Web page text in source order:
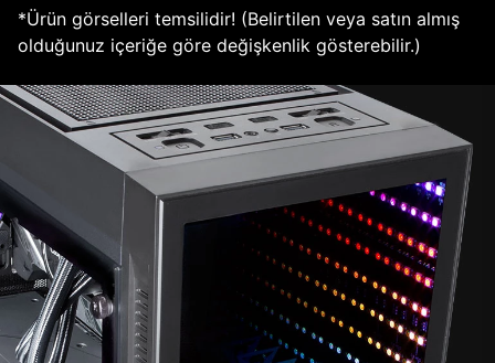
*Ürün görselleri temsilidir! (Belirtilen veya satın almış
olduğunuz içeriğe göre değişkenlik gösterebilir.)